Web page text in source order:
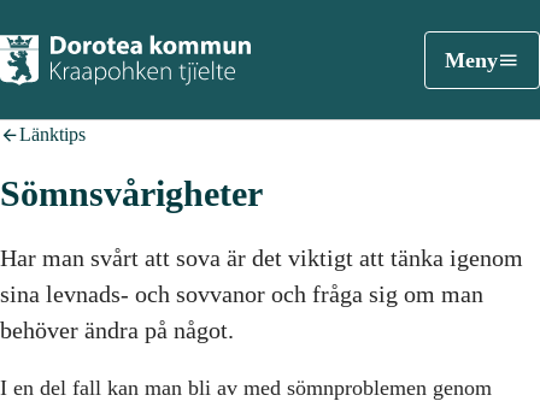
Meny
Länktips
Sömnsvårigheter
Har man svårt att sova är det viktigt att tänka igenom
sina levnads- och sovvanor och fråga sig om man
behöver ändra på något.
I en del fall kan man bli av med sömnproblemen genom